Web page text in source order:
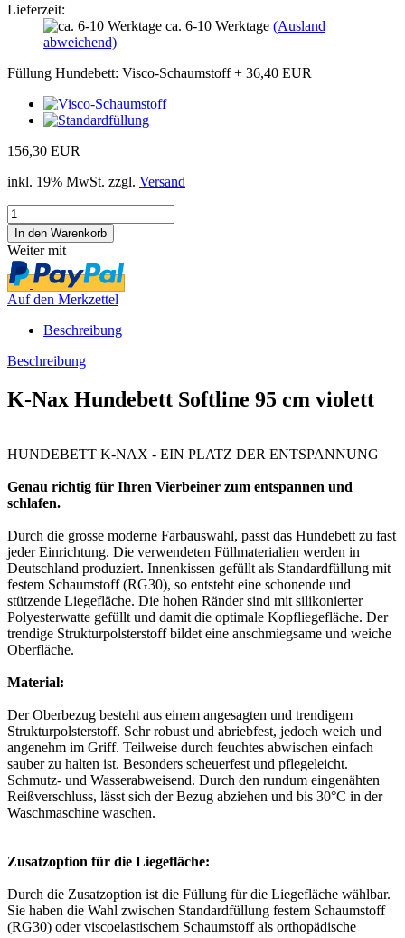
Lieferzeit:
ca. 6-10 Werktage (Ausland
abweichend)
Füllung Hundebett: Visco-Schaumstoff + 36,40 EUR
156,30 EUR
inkl. 19% MwSt. zzgl. Versand
Weiter mit
Auf den Merkzettel
Beschreibung
Beschreibung
K-Nax Hundebett Softline 95 cm violett
HUNDEBETT K-NAX - EIN PLATZ DER ENTSPANNUNG
Genau richtig für Ihren Vierbeiner zum entspannen und
schlafen.
Durch die grosse moderne Farbauswahl, passt das Hundebett zu fast
jeder Einrichtung. Die verwendeten Füllmaterialien werden in
Deutschland produziert. Innenkissen gefüllt als Standardfüllung mit
festem Schaumstoff (RG30), so entsteht eine schonende und
stützende Liegefläche. Die hohen Ränder sind mit silikonierter
Polyesterwatte gefüllt und damit die optimale Kopfliegefläche. Der
trendige Strukturpolsterstoff bildet eine anschmiegsame und weiche
Oberfläche.
Material:
Der Oberbezug besteht aus einem angesagten und trendigem
Strukturpolsterstoff. Sehr robust und abriebfest, jedoch weich und
angenehm im Griff. Teilweise durch feuchtes abwischen einfach
sauber zu halten ist. Besonders scheuerfest und pflegeleicht.
Schmutz- und Wasserabweisend. Durch den rundum eingenähten
Reißverschluss, lässt sich der Bezug abziehen und bis 30°C in der
Waschmaschine waschen.
Zusatzoption für die Liegefläche:
Durch die Zusatzoption ist die Füllung für die Liegefläche wählbar.
Sie haben die Wahl zwischen Standardfüllung festem Schaumstoff
(RG30) oder viscoelastischem Schaumstoff als orthopädische